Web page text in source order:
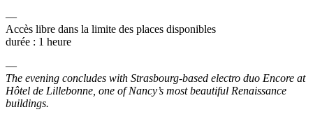
—
Accès libre dans la limite des places disponibles
durée : 1 heure
—
The evening concludes with Strasbourg-based electro duo Encore at
Hôtel de Lillebonne, one of Nancy’s most beautiful Renaissance
buildings.